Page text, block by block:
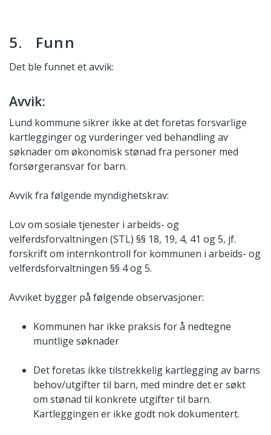
5. Funn
Det ble funnet et avvik:
Avvik:
Lund kommune sikrer ikke at det foretas forsvarlige
kartlegginger og vurderinger ved behandling av
søknader om økonomisk stønad fra personer med
forsørgeransvar for barn.
Avvik fra følgende myndighetskrav:
Lov om sosiale tjenester i arbeids- og
velferdsforvaltningen (STL) §§ 18, 19, 4, 41 og 5, jf.
forskrift om internkontroll for kommunen i arbeids- og
velferdsforvaltningen §§ 4 og 5.
Avviket bygger på følgende observasjoner:
Kommunen har ikke praksis for å nedtegne
muntlige søknader
Det foretas ikke tilstrekkelig kartlegging av barns
behov/utgifter til barn, med mindre det er søkt
om stønad til konkrete utgifter til barn.
Kartleggingen er ikke godt nok dokumentert.